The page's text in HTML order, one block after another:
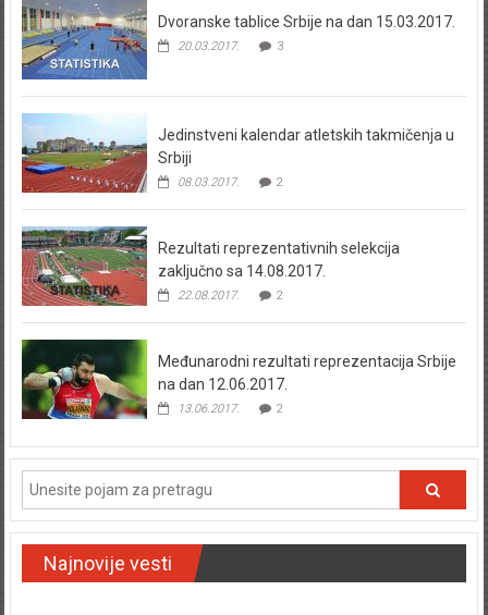
Dvoranske tablice Srbije na dan 15.03.2017.
20.03.2017. 3
Jedinstveni kalendar atletskih takmičenja u
Srbiji
08.03.2017. 2
Rezultati reprezentativnih selekcija
zaključno sa 14.08.2017.
22.08.2017. 2
Međunarodni rezultati reprezentacija Srbije
na dan 12.06.2017.
13.06.2017. 2
Najnovije vesti